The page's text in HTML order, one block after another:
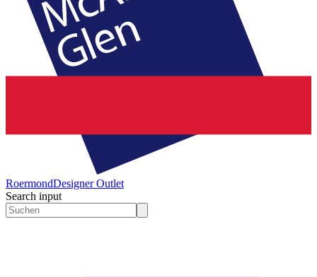
RoermondDesigner Outlet
Search input